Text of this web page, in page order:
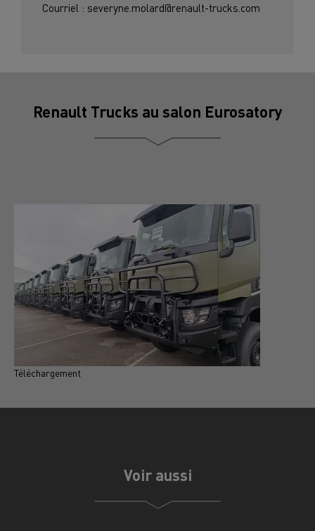
Courriel : severyne.molard@renault-trucks.com
Renault Trucks au salon Eurosatory
Téléchargement
Voir aussi